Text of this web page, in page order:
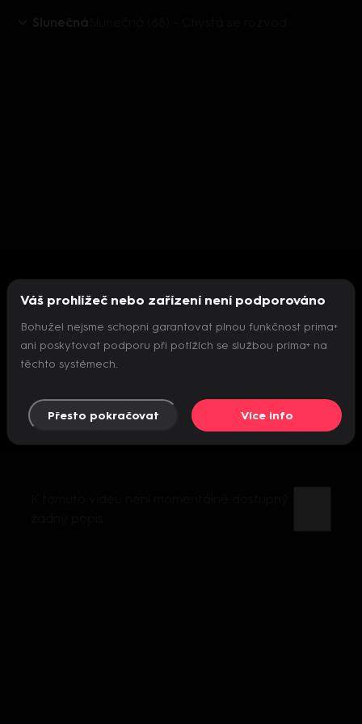
Slunečná
Nepodařilo se inicializovat přehrávač
Váš prohlížeč nebo zařízení není podporováno
Bohužel nejsme schopni garantovat plnou funkčnost prima+
ani poskytovat podporu při potížích se službou prima+ na
těchto systémech.
Přesto pokračovat Více info